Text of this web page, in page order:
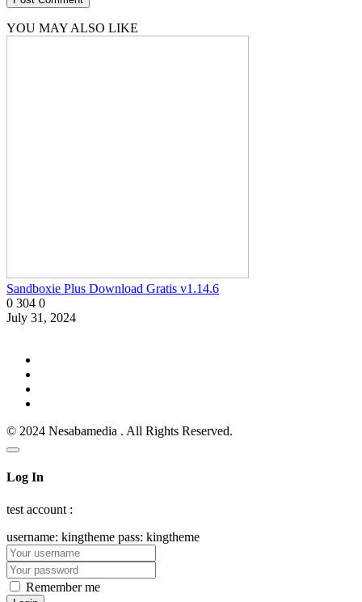
YOU MAY ALSO LIKE
Sandboxie Plus Download Gratis v1.14.6
0 304 0
July 31, 2024
© 2024 Nesabamedia . All Rights Reserved.
Log In
test account :
username: kingtheme pass: kingtheme
Remember me